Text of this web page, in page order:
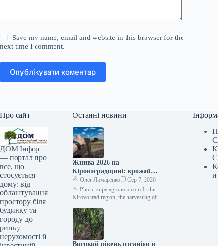
Save my name, email and website in this browser for the
next time I comment.
Опублікувати коментар
Про сайт
ДОМ Інфор
— портал про
все, що
стосується
дому: від
облаштування
простору біля
будинку та
городу до
ринку
нерухомості й
Останні новини
Жнива 2026 на
Кіровоградщині: врожай
ранніх культур вищий за
торішній —
SuperAgronom.com
Олег Лимаренко
Сер 7, 2026
“> Photo: superagronom.com In the
Kirovohrad region, the harvesting of
completed. They were…
Високий рівень органіки в
и